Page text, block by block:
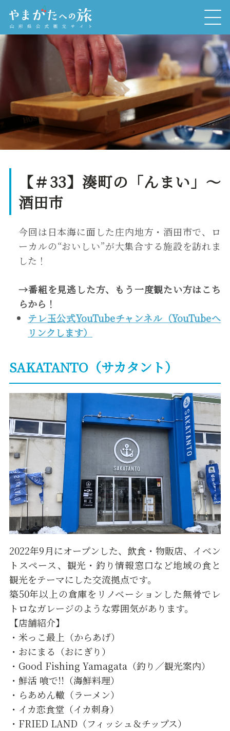
【＃33】湊町の「んまい」～
酒田市
今回は日本海に面した庄内地方・酒田市で、ロ
ーカルの“おいしい”が大集合する施設を訪れま
した！
→番組を見逃した方、もう一度観たい方はこち
らから！
テレ玉公式YouTubeチャンネル（YouTubeへ
リンクします）
SAKATANTO（サカタント）
2022年9月にオープンした、飲食・物販店、イベン
トスペース、観光・釣り情報窓口など地域の食と
観光をテーマにした交流拠点です。
築50年以上の倉庫をリノベーションした無骨でレ
トロなガレージのような雰囲気があります。
【店舗紹介】
・米っこ最上（からあげ）
・おにまる（おにぎり）
・Good Fishing Yamagata（釣り／観光案内）
・鮮活 喰で!!（海鮮料理）
・らあめん轍（ラーメン）
・イカ恋食堂（イカ刺身）
・FRIED LAND（フィッシュ＆チップス）